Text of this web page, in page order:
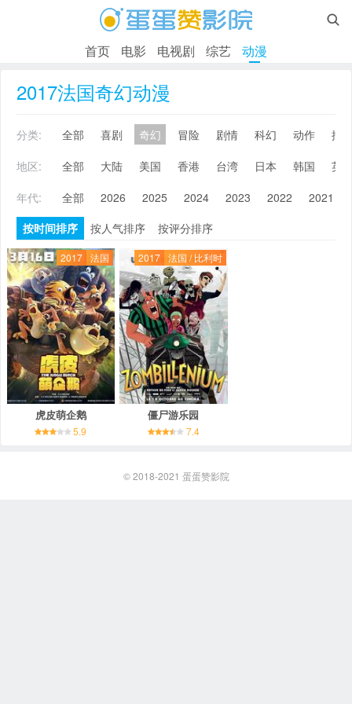

首页 电影 电视剧 综艺 动漫
2017法国奇幻动漫
分类: 全部 喜剧 奇幻 冒险 剧情 科幻 动作
搞
地区:
全部 大陆 美国 香港 台湾 日本 韩国
英
年代:
全部 2026 2025 2024 2023 2022 2021
按时间排序
按人气排序 按评分排序
2017 法国
虎皮萌企鹅
5.9
2017 法国 / 比利时
僵尸游乐园
7.4
© 2018-2021 蛋蛋赞影院